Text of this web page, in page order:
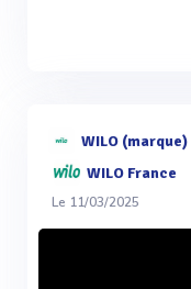
WILO (marque)
WILO France
Le 11/03/2025